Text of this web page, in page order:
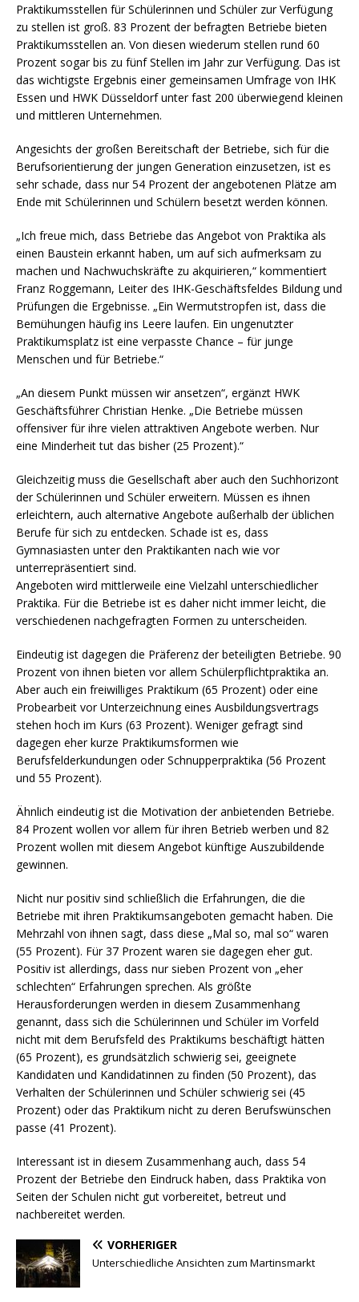
Praktikumsstellen für Schülerinnen und Schüler zur Verfügung
zu stellen ist groß. 83 Prozent der befragten Betriebe bieten
Praktikumsstellen an. Von diesen wiederum stellen rund 60
Prozent sogar bis zu fünf Stellen im Jahr zur Verfügung. Das ist
das wichtigste Ergebnis einer gemeinsamen Umfrage von IHK
Essen und HWK Düsseldorf unter fast 200 überwiegend kleinen
und mittleren Unternehmen.
Angesichts der großen Bereitschaft der Betriebe, sich für die
Berufsorientierung der jungen Generation einzusetzen, ist es
sehr schade, dass nur 54 Prozent der angebotenen Plätze am
Ende mit Schülerinnen und Schülern besetzt werden können.
„Ich freue mich, dass Betriebe das Angebot von Praktika als
einen Baustein erkannt haben, um auf sich aufmerksam zu
machen und Nachwuchskräfte zu akquirieren,“ kommentiert
Franz Roggemann, Leiter des IHK-Geschäftsfeldes Bildung und
Prüfungen die Ergebnisse. „Ein Wermutstropfen ist, dass die
Bemühungen häufig ins Leere laufen. Ein ungenutzter
Praktikumsplatz ist eine verpasste Chance – für junge
Menschen und für Betriebe.“
„An diesem Punkt müssen wir ansetzen“, ergänzt HWK
Geschäftsführer Christian Henke. „Die Betriebe müssen
offensiver für ihre vielen attraktiven Angebote werben. Nur
eine Minderheit tut das bisher (25 Prozent).“
Gleichzeitig muss die Gesellschaft aber auch den Suchhorizont
der Schülerinnen und Schüler erweitern. Müssen es ihnen
erleichtern, auch alternative Angebote außerhalb der üblichen
Berufe für sich zu entdecken. Schade ist es, dass
Gymnasiasten unter den Praktikanten nach wie vor
unterrepräsentiert sind.
Angeboten wird mittlerweile eine Vielzahl unterschiedlicher
Praktika. Für die Betriebe ist es daher nicht immer leicht, die
verschiedenen nachgefragten Formen zu unterscheiden.
Eindeutig ist dagegen die Präferenz der beteiligten Betriebe. 90
Prozent von ihnen bieten vor allem Schülerpflichtpraktika an.
Aber auch ein freiwilliges Praktikum (65 Prozent) oder eine
Probearbeit vor Unterzeichnung eines Ausbildungsvertrags
stehen hoch im Kurs (63 Prozent). Weniger gefragt sind
dagegen eher kurze Praktikumsformen wie
Berufsfelderkundungen oder Schnupperpraktika (56 Prozent
und 55 Prozent).
Ähnlich eindeutig ist die Motivation der anbietenden Betriebe.
84 Prozent wollen vor allem für ihren Betrieb werben und 82
Prozent wollen mit diesem Angebot künftige Auszubildende
gewinnen.
Nicht nur positiv sind schließlich die Erfahrungen, die die
Betriebe mit ihren Praktikumsangeboten gemacht haben. Die
Mehrzahl von ihnen sagt, dass diese „Mal so, mal so“ waren
(55 Prozent). Für 37 Prozent waren sie dagegen eher gut.
Positiv ist allerdings, dass nur sieben Prozent von „eher
schlechten“ Erfahrungen sprechen. Als größte
Herausforderungen werden in diesem Zusammenhang
genannt, dass sich die Schülerinnen und Schüler im Vorfeld
nicht mit dem Berufsfeld des Praktikums beschäftigt hätten
(65 Prozent), es grundsätzlich schwierig sei, geeignete
Kandidaten und Kandidatinnen zu finden (50 Prozent), das
Verhalten der Schülerinnen und Schüler schwierig sei (45
Prozent) oder das Praktikum nicht zu deren Berufswünschen
passe (41 Prozent).
Interessant ist in diesem Zusammenhang auch, dass 54
Prozent der Betriebe den Eindruck haben, dass Praktika von
Seiten der Schulen nicht gut vorbereitet, betreut und
nachbereitet werden.
VORHERIGER
Unterschiedliche Ansichten zum Martinsmarkt